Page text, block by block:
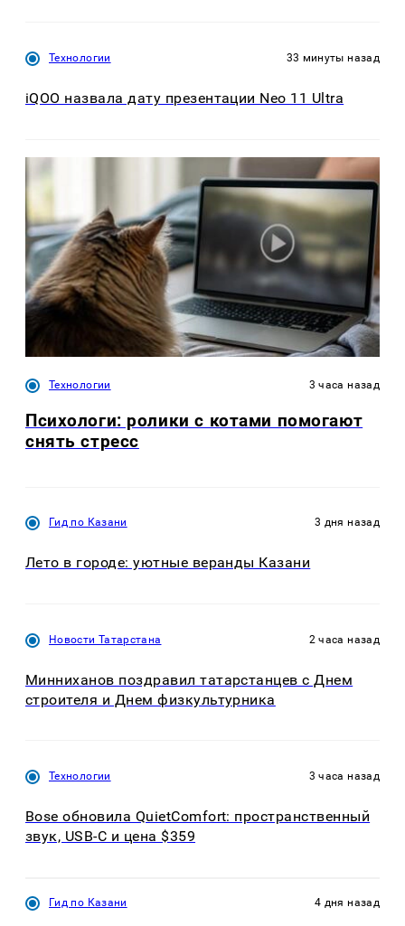
Технологии 33 минуты назад
iQOO назвала дату презентации Neo 11 Ultra
Технологии 3 часа назад
Психологи: ролики с котами помогают
снять стресс
Гид по Казани 3 дня назад
Лето в городе: уютные веранды Казани
Новости Татарстана 2 часа назад
Минниханов поздравил татарстанцев с Днем
строителя и Днем физкультурника
Технологии 3 часа назад
Bose обновила QuietComfort: пространственный
звук, USB-C и цена $359
Гид по Казани 4 дня назад